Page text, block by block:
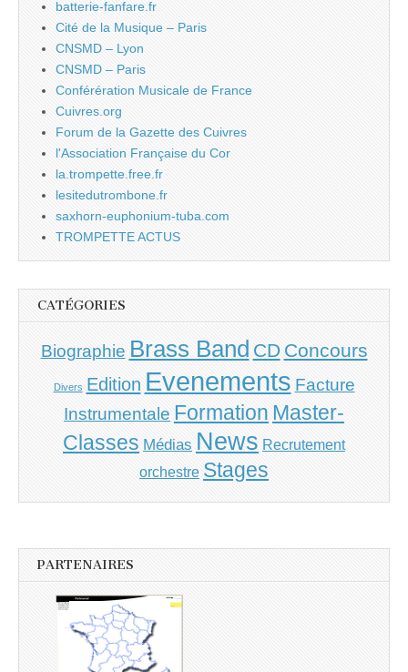
batterie-fanfare.fr
Cité de la Musique – Paris
CNSMD – Lyon
CNSMD – Paris
Conférération Musicale de France
Cuivres.org
Forum de la Gazette des Cuivres
l'Association Française du Cor
la.trompette.free.fr
lesitedutrombone.fr
saxhorn-euphonium-tuba.com
TROMPETTE ACTUS
CATÉGORIES
Biographie Brass Band CD Concours
Divers Edition Evenements Facture
Instrumentale Formation Master-
Classes Médias News Recrutement
orchestre Stages
PARTENAIRES